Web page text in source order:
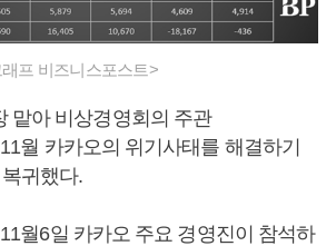
프 비즈니스포스트>
맡아 비상경영회의 주관
월 카카오의 위기사태를 해결하기
귀했다.
월6일 카카오 주요 경영진이 참석하